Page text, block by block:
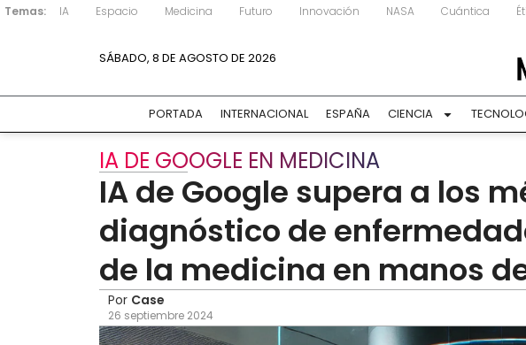
Temas: IA Espacio Medicina Futuro Innovación NASA Cuántica
SÁBADO, 8 DE AGOSTO DE 2026
PORTADA INTERNACIONAL ESPAÑA CIENCIA
IA DE GOOGLE EN MEDICINA
IA de Google supera a los
diagnóstico de
de la medicina en manos
Por Case
26 septiembre 2024